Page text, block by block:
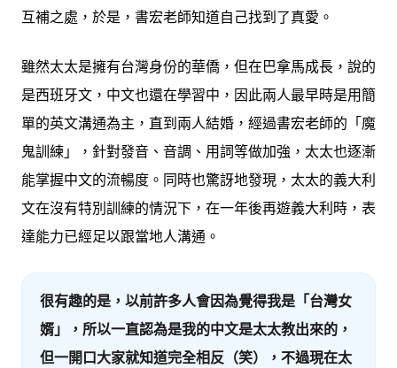
互補之處，於是，書宏老師知道自己找到了真愛。
雖然太太是擁有台灣身份的華僑，但在巴拿馬成長，說的
是西班牙文，中文也還在學習中，因此兩人最早時是用簡
單的英文溝通為主，直到兩人結婚，經過書宏老師的「魔
鬼訓練」，針對發音、音調、用詞等做加強，太太也逐漸
能掌握中文的流暢度。同時也驚訝地發現，太太的義大利
文在沒有特別訓練的情況下，在一年後再遊義大利時，表
達能力已經足以跟當地人溝通。
很有趣的是，以前許多人會因為覺得我是「台灣女
婿」，所以一直認為是我的中文是太太教出來的，
但一開口大家就知道完全相反（笑），不過現在太